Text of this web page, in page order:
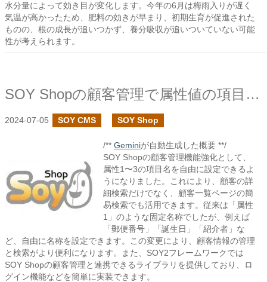
水分量によって効き目が変化します。今年の6月は梅雨入りが遅く
気温が高かったため、肥料の効きが早まり、初期生育が促進された
ものの、根の成長が追いつかず、養分吸収が追いついていない可能
性が考えられます。
SOY Shopの顧客管理で属性値の項目名を変更できるようにしました
2024-07-05 SOY CMS SOY Shop
/** Geminiが自動生成した概要 **/
SOY Shopの顧客管理機能強化として、
属性1〜3の項目名を自由に設定できるよ
うになりました。これにより、顧客の詳
細検索だけでなく、顧客一覧ページの簡
易検索でも活用できます。従来は「属性
1」のような固定名称でしたが、例えば
「郵便番号」「誕生日」「紹介者」な
ど、自由に名称を設定できます。この変更により、顧客情報の管理
と検索がより便利になります。また、SOY2フレームワークでは
SOY Shopの顧客管理と連携できるライブラリを提供しており、ロ
グイン機能などを簡単に実装できます。